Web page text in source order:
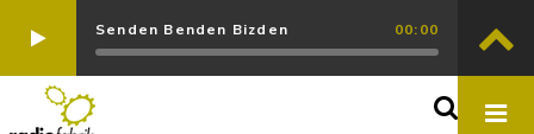
Senden Benden Bizden 00:00